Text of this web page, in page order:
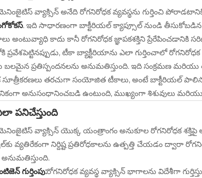
వ్యాక్సిన్ అనేది రోగనిరోధక వ్యవస్థను గుర్తించి
. ఇది సాధారణంగా బాక్టీరియల్ క్యాప్సూల్ నుండి
అంటువ్యాధి కాదు కానీ రోగనిరోధక జ్ఞాపకశక్తిని ప్రేరేపించడానికి
ప్రవేశపెట్టినప్పుడు, టీకా బ్యాక్టీరియాను ఎలా గుర్తించాలో
ప్రతిస్పందనలను అనుమతిస్తుంది. ఇది సంక్రమణ
సూత్రీకరణలు తరచుగా సంయోజిత టీకాలు, అంటే బాక్టీరియల్
అనుసంధానించబడి ఉంటుంది, ముఖ్యంగా శిశువులు మరియు
పనిచేస్తుంది
వ్యాక్సిన్ యొక్క యంత్రాంగం అనుకూల రోగనిరోధక
వ్యతిరేకంగా నిర్దిష్ట ప్రతిరోధకాలను ఉత్పత్తి చేయడం ద్వారా
అనుమతిస్తుంది.
గుర్తింపు:రోగనిరోధక వ్యవస్థ వ్యాక్సిన్ భాగాలను విదేశీగా